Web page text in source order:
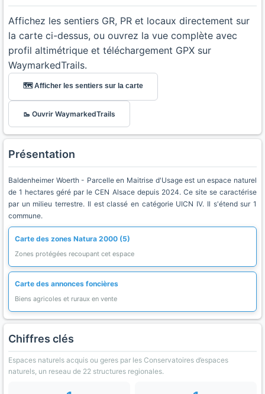
Affichez les sentiers GR, PR et locaux directement sur
la carte ci-dessus, ou ouvrez la vue complète avec
profil altimétrique et téléchargement GPX sur
WaymarkedTrails.
🗺️ Afficher les sentiers sur la carte
🥾 Ouvrir WaymarkedTrails
Présentation
Baldenheimer Woerth - Parcelle en Maitrise d'Usage est un espace naturel
de 1 hectares géré par le CEN Alsace depuis 2024. Ce site se caractérise
par un milieu terrestre. Il est classé en catégorie UICN IV. Il s'étend sur 1
commune.
Carte des zones Natura 2000 (5)
Zones protégées recoupant cet espace
Carte des annonces foncières
Biens agricoles et ruraux en vente
Chiffres clés
Espaces naturels acquis ou geres par les Conservatoires d’espaces
naturels, un reseau de 22 structures regionales.